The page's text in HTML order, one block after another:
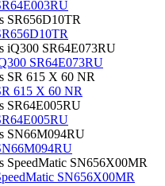
SR64E073RU
615 X 60 NR
SN656X00MR